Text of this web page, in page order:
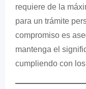
requiere de la
para un trámite
compromiso es
mantenga el
cumpliendo con